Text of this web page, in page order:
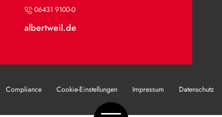
06431 9100-0
albertweil.de
Compliance Cookie-Einstellungen Impressum Datenschutz